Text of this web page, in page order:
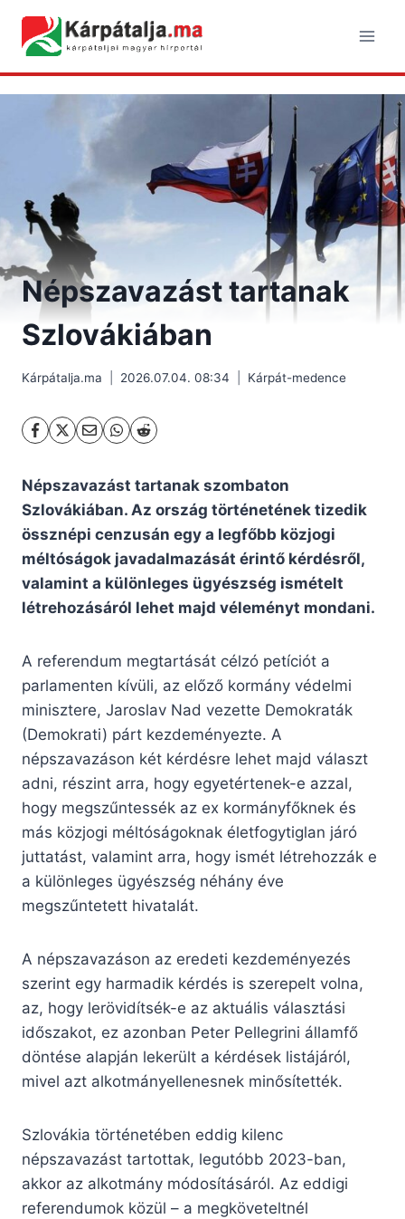
content
Népszavazást tartanak
Szlovákiában
Kárpátalja.ma 2026.07.04. 08:34 Kárpát-medence
Népszavazást tartanak szombaton
Szlovákiában. Az ország történetének tizedik
össznépi cenzusán egy a legfőbb közjogi
méltóságok javadalmazását érintő kérdésről,
valamint a különleges ügyészség ismételt
létrehozásáról lehet majd véleményt mondani.
A referendum megtartását célzó petíciót a
parlamenten kívüli, az előző kormány védelmi
minisztere, Jaroslav Nad vezette Demokraták
(Demokrati) párt kezdeményezte. A
népszavazáson két kérdésre lehet majd választ
adni, részint arra, hogy egyetértenek-e azzal,
hogy megszűntessék az ex kormányfőknek és
más közjogi méltóságoknak életfogytiglan járó
juttatást, valamint arra, hogy ismét létrehozzák e
a különleges ügyészség néhány éve
megszűntetett hivatalát.
A népszavazáson az eredeti kezdeményezés
szerint egy harmadik kérdés is szerepelt volna,
az, hogy lerövidítsék-e az aktuális választási
időszakot, ez azonban Peter Pellegrini államfő
döntése alapján lekerült a kérdések listájáról,
mivel azt alkotmányellenesnek minősítették.
Szlovákia történetében eddig kilenc
népszavazást tartottak, legutóbb 2023-ban,
akkor az alkotmány módosításáról. Az eddigi
referendumok közül – a megköveteltnél